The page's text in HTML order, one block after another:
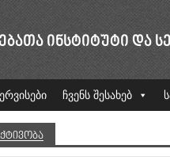
ᲘᲜᲡᲢᲘᲢᲣᲢᲘ ᲓᲐ
ჩვენს შესახებ